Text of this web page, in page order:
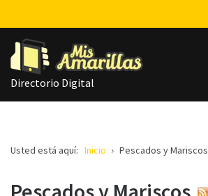
Directorio Digital
Usted está aquí: Inicio Pescados y Mariscos